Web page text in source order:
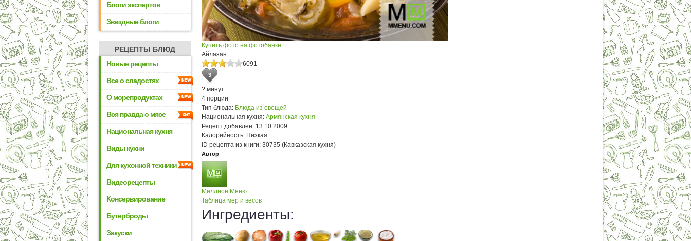
Блоги экспертов
Звездные блоги
РЕЦЕПТЫ БЛЮД
Новые рецепты
Все о сладостях
О морепродуктах
Вся правда о мясе
Национальная кухня
Виды кухни
Для кухонной техники
Видеорецепты
Консервирование
Бутерброды
Закуски
Купить фото на фотобанке
Айлазан
6091
3
? минут
4 порции
Тип блюда: Блюда из овощей
Национальная кухня: Армянская кухня
Рецепт добавлен: 13.10.2009
Калорийность: Низкая
ID рецепта из книги: 30735 (Кавказская кухня)
Автор
Миллион Меню
Таблица мер и весов
Ингредиенты: